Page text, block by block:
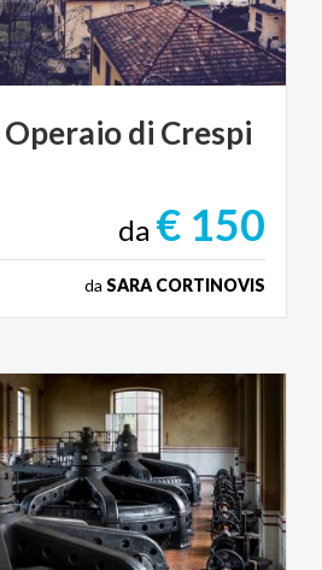
Operaiodi Crespi
da € 150
da SARA CORTINOVIS